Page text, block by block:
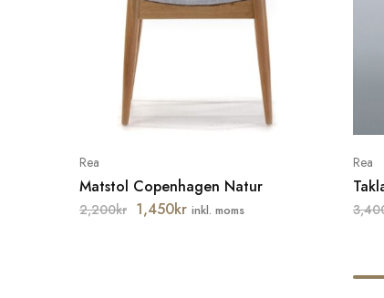
Rea
Matstol Copenhagen Natur
2,200kr 1,450kr inkl. moms
Rea